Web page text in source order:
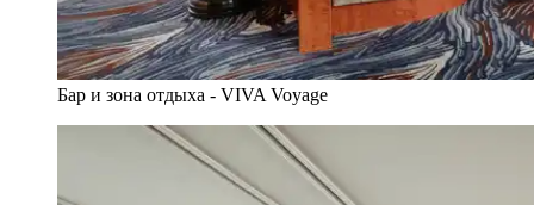
Бар и зона отдыха - VIVA Voyage